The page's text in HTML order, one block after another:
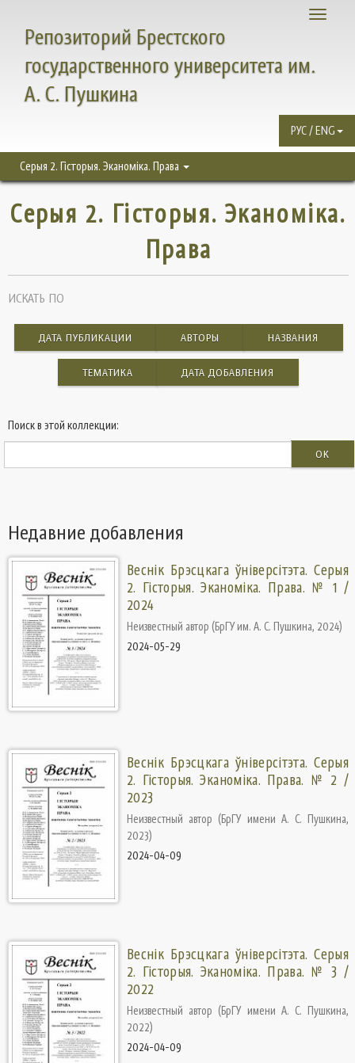
Toggle
Репозиторий Брестского
государственного университета им.
А. С. Пушкина
РУС / ENG
Серыя 2. Гісторыя. Эканоміка. Права
Серыя 2. Гісторыя. Эканоміка.
Права
ИСКАТЬ ПО
ДАТА ПУБЛИКАЦИИ АВТОРЫ НАЗВАНИЯ
ТЕМАТИКА ДАТА ДОБАВЛЕНИЯ
Поиск в этой коллекции:
OK
Недавние добавления
Веснік Брэсцкага ўніверсітэта. Серыя
2. Гісторыя. Эканоміка. Права. № 1 /
2024
Неизвестный автор (БрГУ им. А. С. Пушкина, 2024)
2024-05-29
Веснік Брэсцкага ўніверсітэта. Серыя
2. Гісторыя. Эканоміка. Права. № 2 /
2023
Неизвестный автор (БрГУ имени А. С. Пушкина,
2023)
2024-04-09
Веснік Брэсцкага ўніверсітэта. Серыя
2. Гісторыя. Эканоміка. Права. № 3 /
2022
Неизвестный автор (БрГУ имени А. С. Пушкина,
2022)
2024-04-09